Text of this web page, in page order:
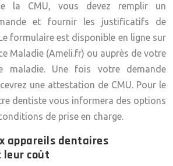
la CMU, vous devez remplir un
et fournir les justificatifs de
formulaire est disponible en ligne sur
Maladie (Ameli.fr) ou auprès de votre
maladie. Une fois votre demande
une attestation de CMU. Pour le
dentiste vous informera des options
de prise en charge.
appareils dentaires
coût